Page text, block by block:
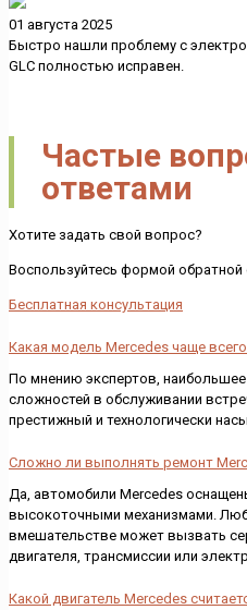
01 августа 2025
Быстро нашли проблему с
GLC полностью исправен.
Частые
ответами
Хотите задать свой вопрос?
Воспользуйтесь формой обратной
Бесплатная консультация
Какая модель Mercedes чаще
По мнению экспертов,
сложностей в обслуживании
престижный и технологически
Сложно ли выполнять ремонт
Да, автомобили Mercedes
высокоточными механизмами.
вмешательстве может вызвать
двигателя, трансмиссии или
Какой двигатель Mercedes